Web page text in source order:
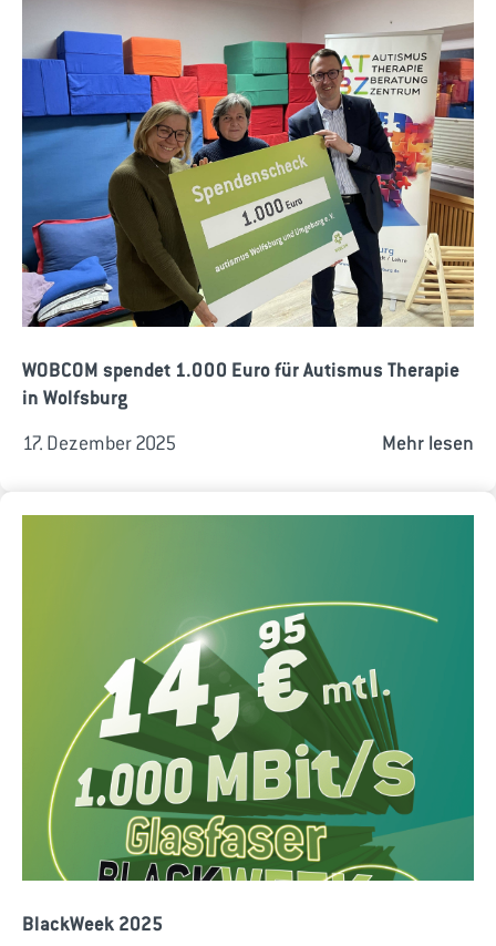
WOBCOM spendet 1.000 Euro für Autismus Therapie
in Wolfsburg
17. Dezember 2025 Mehr lesen
BlackWeek 2025